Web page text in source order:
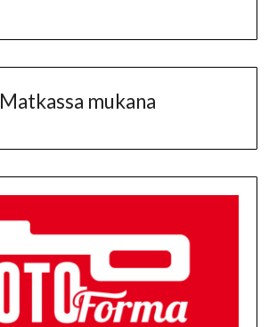
Matkassa mukana